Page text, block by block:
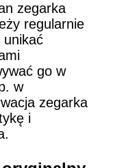
zegarka
regularnie
unikać
go w
w
zegarka
i